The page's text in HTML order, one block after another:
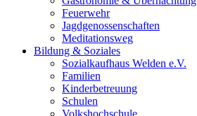
Feuerwehr
Jagdgenossenschaften
Meditationsweg
Bildung & Soziales
Sozialkaufhaus Welden e.V.
Familien
Kinderbetreuung
Schulen